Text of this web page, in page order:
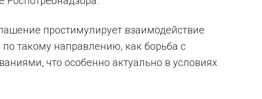
простимулирует взаимодействие
такому направлению, как борьба с
что особенно актуально в условиях